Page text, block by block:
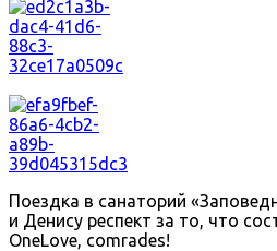
Поездка в санаторий
и Денису респект за то, что
OneLove, comrades!